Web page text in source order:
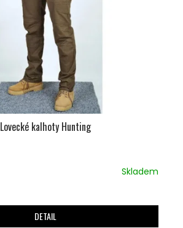
Lovecké kalhoty Hunting
Skladem
DETAIL